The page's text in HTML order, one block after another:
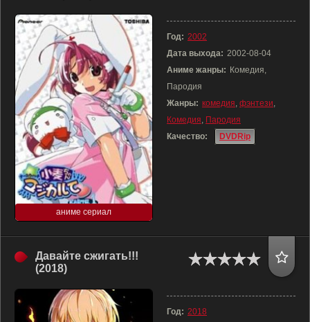
аниме сериал
Год: 2002
Дата выхода: 2002-08-04
Аниме жанры: Комедия,
Пародия
Жанры: комедия, фэнтези,
Комедия, Пародия
Качество:
DVDRip
Давайте сжигать!!!
(2018)
Год: 2018